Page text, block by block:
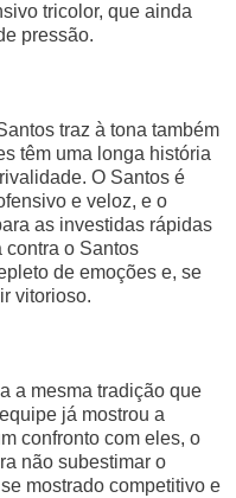
tricolor, que ainda
pressão.
traz à tona também
têm uma longa história
O Santos é
e veloz, e o
as investidas rápidas
contra o Santos
de emoções e, se
vitorioso.
a mesma tradição que
já mostrou a
confronto com eles, o
não subestimar o
mostrado competitivo e